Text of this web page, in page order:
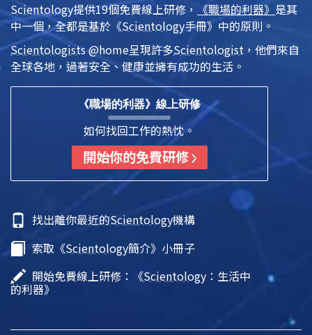
Scientology提供19個免費線上研修， 《職場的利器》 是其
中一個，全都是基於 《Scientology手冊》 中的原則。
Scientologists @home呈現許多Scientologist ，他們來自
全球各地，過著安全、健康並擁有成功的生活。
《職場的利器》線上研修
如何找回工作的熱忱。
開始你的免費研修
找出離你最近的Scientology機構
索取《Scientology簡介》小冊子
開始免費線上研修：《Scientology ：生活中
的利器》